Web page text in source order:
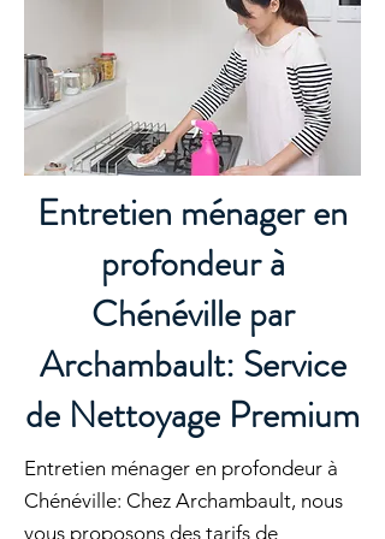
Entretien ménager en
profondeur à
Chénéville par
Archambault: Service
de Nettoyage Premium
Entretien ménager en profondeur à
Chénéville: Chez Archambault, nous
vous proposons des tarifs de